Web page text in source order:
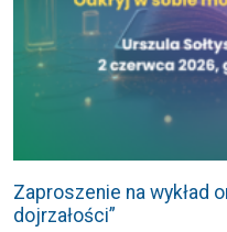
Zaproszenie na wykład
dojrzałości”